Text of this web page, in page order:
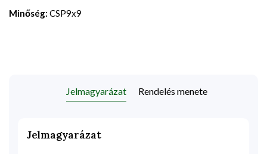
Minőség: CSP9x9
Jelmagyarázat Rendelés menete
Jelmagyarázat